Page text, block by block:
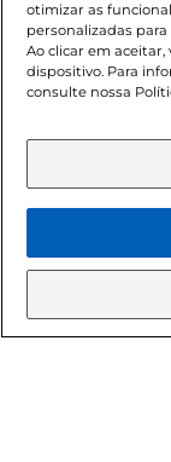
sofrer alterações
de bebidas
Lei n.º 8069/90,
Adolescente).
aviso prévio. O
©
otimizar as
personalizadas
Ao clicar em
dispositivo. Para
consulte nossa